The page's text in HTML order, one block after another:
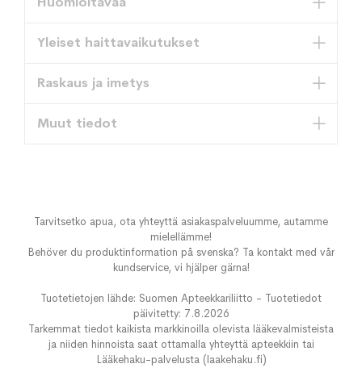
Yleiset haittavaikutukset
Raskaus ja imetys
Muut tiedot
Tarvitsetko apua, ota yhteyttä asiakaspalveluumme, autamme
mielellämme!
Behöver du produktinformation på svenska? Ta kontakt med vår
kundservice, vi hjälper gärna!
Tuotetietojen lähde: Suomen Apteekkariliitto - Tuotetiedot
päivitetty: 7.8.2026
Tarkemmat tiedot kaikista markkinoilla olevista lääkevalmisteista
ja niiden hinnoista saat ottamalla yhteyttä apteekkiin tai
Lääkehaku-palvelusta (laakehaku.fi)